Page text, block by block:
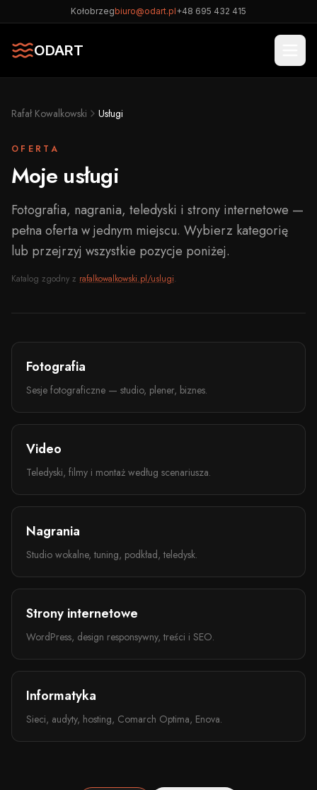
Kołobrzegbiuro@odart.pl+48 695 432 415
ODART
Rafał Kowalkowski Usługi
OFERTA
Moje usługi
Fotografia, nagrania, teledyski i strony internetowe —
pełna oferta w jednym miejscu. Wybierz kategorię
lub przejrzyj wszystkie pozycje poniżej.
Katalog zgodny z rafalkowalkowski.pl/uslugi.
Fotografia
Sesje fotograficzne — studio, plener, biznes.
Video
Teledyski, filmy i montaż według scenariusza.
Nagrania
Studio wokalne, tuning, podkład, teledysk.
Strony internetowe
WordPress, design responsywny, treści i SEO.
Informatyka
Sieci, audyty, hosting, Comarch Optima, Enova.